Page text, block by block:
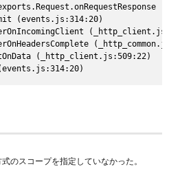
(events.js:314:20)
(_http_client.js:509:22)
のスコープを指定していなかった。